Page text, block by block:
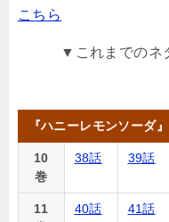
こちら
▼これまでのネ
『ハニーレモンソーダ
10
巻
38話 39話
11
40話 41話